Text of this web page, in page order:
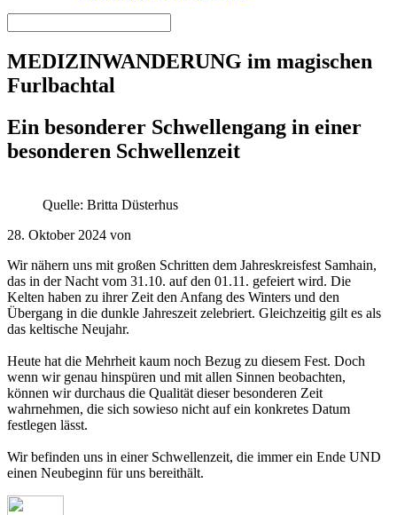
MEDIZINWANDERUNG im magischen
Furlbachtal
Ein besonderer Schwellengang in einer
besonderen Schwellenzeit
Quelle: Britta Düsterhus
28. Oktober 2024 von
Wir nähern uns mit großen Schritten dem Jahreskreisfest Samhain,
das in der Nacht vom 31.10. auf den 01.11. gefeiert wird. Die
Kelten haben zu ihrer Zeit den Anfang des Winters und den
Übergang in die dunkle Jahreszeit zelebriert. Gleichzeitig gilt es als
das keltische Neujahr.
Heute hat die Mehrheit kaum noch Bezug zu diesem Fest. Doch
wenn wir genau hinspüren und mit allen Sinnen beobachten,
können wir durchaus die Qualität dieser besonderen Zeit
wahrnehmen, die sich sowieso nicht auf ein konkretes Datum
festlegen lässt.
Wir befinden uns in einer Schwellenzeit, die immer ein Ende UND
einen Neubeginn für uns bereithält.